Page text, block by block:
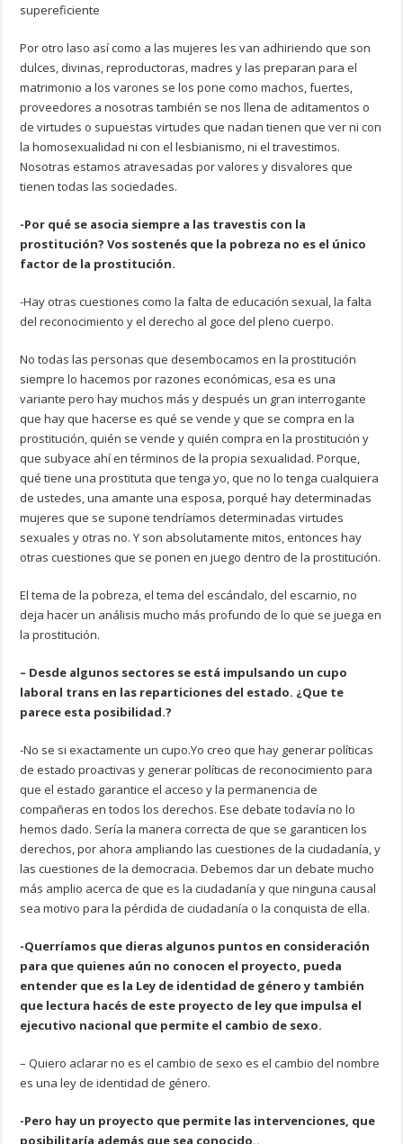
supereficiente
Por otro laso así como a las mujeres les van adhiriendo que son
dulces, divinas, reproductoras, madres y las preparan para el
matrimonio a los varones se los pone como machos, fuertes,
proveedores a nosotras también se nos llena de aditamentos o
de virtudes o supuestas virtudes que nadan tienen que ver ni con
la homosexualidad ni con el lesbianismo, ni el travestimos.
Nosotras estamos atravesadas por valores y disvalores que
tienen todas las sociedades.
-Por qué se asocia siempre a las travestis con la
prostitución? Vos sostenés que la pobreza no es el único
factor de la prostitución.
-Hay otras cuestiones como la falta de educación sexual, la falta
del reconocimiento y el derecho al goce del pleno cuerpo.
No todas las personas que desembocamos en la prostitución
siempre lo hacemos por razones económicas, esa es una
variante pero hay muchos más y después un gran interrogante
que hay que hacerse es qué se vende y que se compra en la
prostitución, quién se vende y quién compra en la prostitución y
que subyace ahí en términos de la propia sexualidad. Porque,
qué tiene una prostituta que tenga yo, que no lo tenga cualquiera
de ustedes, una amante una esposa, porqué hay determinadas
mujeres que se supone tendríamos determinadas virtudes
sexuales y otras no. Y son absolutamente mitos, entonces hay
otras cuestiones que se ponen en juego dentro de la prostitución.
El tema de la pobreza, el tema del escándalo, del escarnio, no
deja hacer un análisis mucho más profundo de lo que se juega en
la prostitución.
– Desde algunos sectores se está impulsando un cupo
laboral trans en las reparticiones del estado. ¿Que te
parece esta posibilidad.?
-No se si exactamente un cupo.Yo creo que hay generar políticas
de estado proactivas y generar políticas de reconocimiento para
que el estado garantice el acceso y la permanencia de
compañeras en todos los derechos. Ese debate todavía no lo
hemos dado. Sería la manera correcta de que se garanticen los
derechos, por ahora ampliando las cuestiones de la ciudadanía, y
las cuestiones de la democracia. Debemos dar un debate mucho
más amplio acerca de que es la ciudadanía y que ninguna causal
sea motivo para la pérdida de ciudadanía o la conquista de ella.
-Querríamos que dieras algunos puntos en consideración
para que quienes aún no conocen el proyecto, pueda
entender que es la Ley de identidad de género y también
que lectura hacés de este proyecto de ley que impulsa el
ejecutivo nacional que permite el cambio de sexo.
– Quiero aclarar no es el cambio de sexo es el cambio del nombre
es una ley de identidad de género.
-Pero hay un proyecto que permite las intervenciones, que
posibilitaría además que sea conocido..